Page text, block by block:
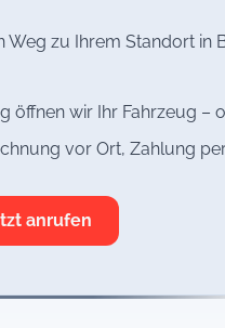
zu Ihrem Standort in
wir Ihr Fahrzeug –
vor Ort, Zahlung
anrufen